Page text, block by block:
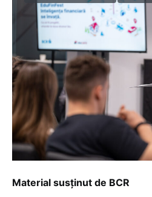
Material susținut de BCR